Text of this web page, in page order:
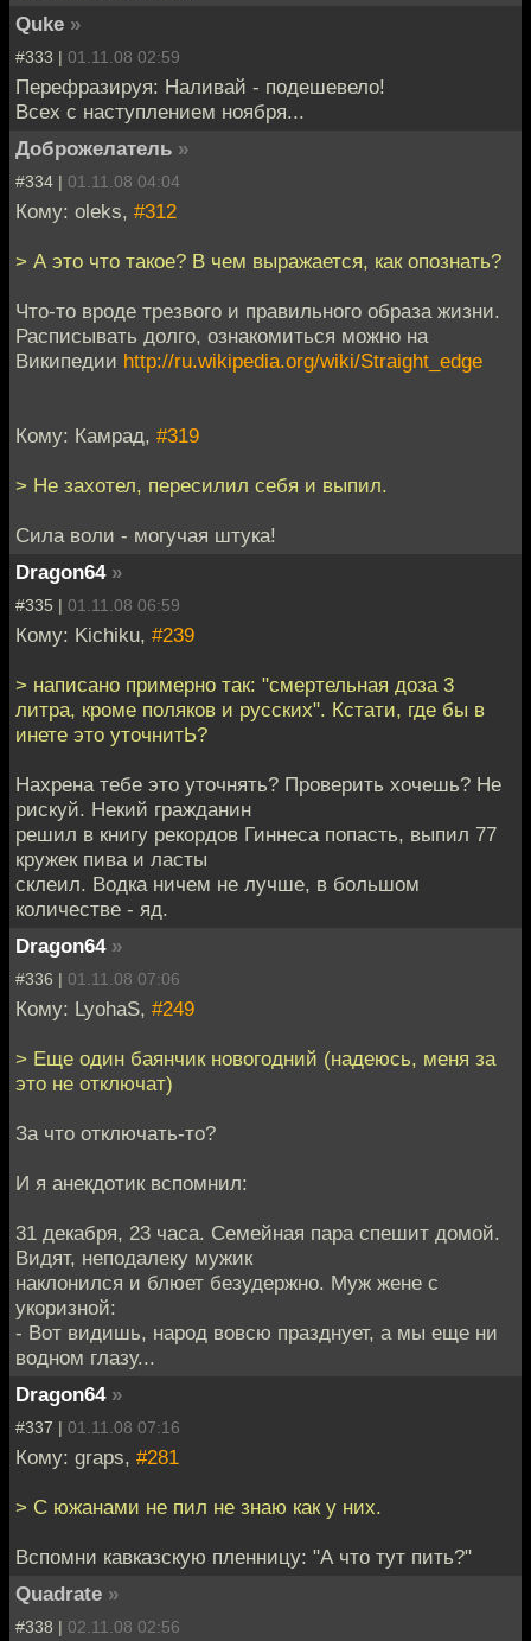
Quke »
#333 | 01.11.08 02:59
Перефразируя: Наливай - подешевело!
Всех с наступлением ноября...
Доброжелатель »
#334 | 01.11.08 04:04
Кому: oleks, #312
> А это что такое? В чем выражается, как опознать?
Что-то вроде трезвого и правильного образа жизни.
Расписывать долго, ознакомиться можно на
Википедии http://ru.wikipedia.org/wiki/Straight_edge
Кому: Кaмрaд, #319
> Не захотел, пересилил себя и выпил.
Сила воли - могучая штука!
Dragon64 »
#335 | 01.11.08 06:59
Кому: Kichiku, #239
> написано примерно так: "смертельная доза 3
литра, кроме поляков и русских". Кстати, где бы в
инете это уточнитЬ?
Нахрена тебе это уточнять? Проверить хочешь? Не
рискуй. Некий гражданин
решил в книгу рекордов Гиннеса попасть, выпил 77
кружек пива и ласты
склеил. Водка ничем не лучше, в большом
количестве - яд.
Dragon64 »
#336 | 01.11.08 07:06
Кому: LyohaS, #249
> Еще один баянчик новогодний (надеюсь, меня за
это не отключат)
За что отключать-то?
И я анекдотик вспомнил:
31 декабря, 23 часа. Семейная пара спешит домой.
Видят, неподалеку мужик
наклонился и блюет безудержно. Муж жене с
укоризной:
- Вот видишь, народ вовсю празднует, а мы еще ни
водном глазу...
Dragon64 »
#337 | 01.11.08 07:16
Кому: graps, #281
> С южанами не пил не знаю как у них.
Вспомни кавказскую пленницу: "А что тут пить?"
Quadrate »
#338 | 02.11.08 02:56